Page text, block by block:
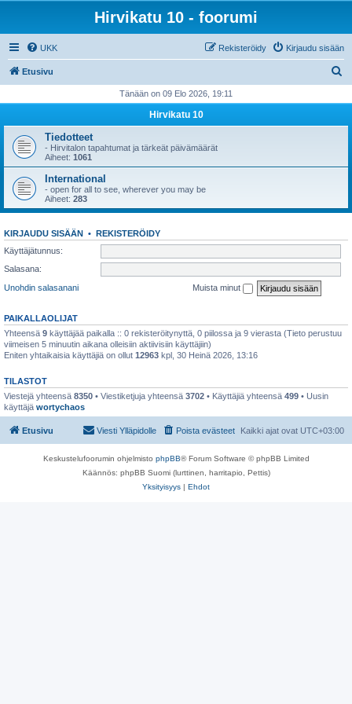
Hirvikatu 10 - foorumi
UKK Kirjaudu sisään
Rekisteröidy
Etusivu
i
Tänään on 09 Elo 2026, 19:11
Hirvikatu 10
Tiedotteet
- Hirvitalon tapahtumat ja tärkeät päivämäärät
Aiheet: 1061
International
- open for all to see, wherever you may be
Aiheet: 283
KIRJAUDU SISÄÄN • REKISTERÖIDY
Käyttäjätunnus:
Salasana:
Unohdin salasanani
Muista minut
PAIKALLAOLIJAT
Yhteensä 9 käyttäjää paikalla :: 0 rekisteröitynyttä, 0 piilossa ja 9 vierasta (Tieto perustuu
viimeisen 5 minuutin aikana olleisiin aktiivisiin käyttäjiin)
Eniten yhtaikaisia käyttäjiä on ollut 12963 kpl, 30 Heinä 2026, 13:16
TILASTOT
Viestejä yhteensä 8350 • Viestiketjuja yhteensä 3702 • Käyttäjiä yhteensä 499 • Uusin
käyttäjä wortychaos
Etusivu Kaikki ajat ovat UTC+03:00
Poista evästeet
Viesti Ylläpidolle
Keskustelufoorumin ohjelmisto phpBB® Forum Software © phpBB Limited
Käännös: phpBB Suomi (lurttinen, harritapio, Pettis)
Yksityisyys | Ehdot